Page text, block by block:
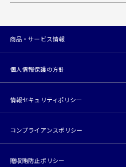
商品・サービス情報
個人情報保護の方針
情報セキュリティポリシー
コンプライアンスポリシー
贈収賄防止ポリシー